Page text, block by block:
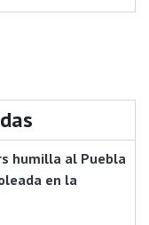
humilla al Puebla
en la